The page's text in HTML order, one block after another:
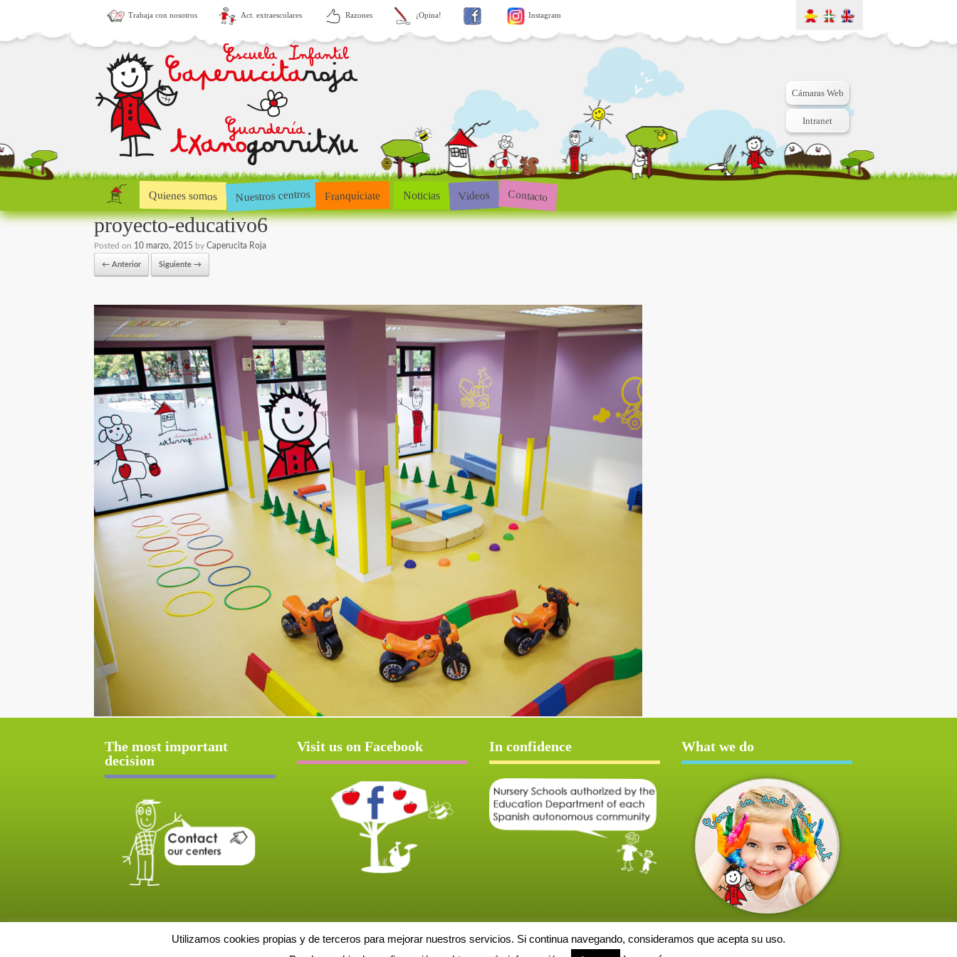
Trabaja con nosotros Act. extraescolares Razones ¡Opina! Instagram
Cámaras Web
Intranet
Quienes somos Nuestros centros Franquíciate Noticias Videos Contacto
proyecto-educativo6
Posted on 10 marzo, 2015 by Caperucita Roja
← Anterior Siguiente →
The most important
decision
Visit us on Facebook In confidence What we do
Utilizamos cookies propias y de terceros para mejorar nuestros servicios. Si continua navegando, consideramos que acepta su uso.
Aviso Legal Política de cookies Protección de datos Solicitud de baja